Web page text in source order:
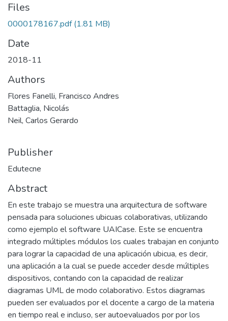
Files
0000178167.pdf (1.81 MB)
Date
2018-11
Authors
Flores Fanelli, Francisco Andres
Battaglia, Nicolás
Neil, Carlos Gerardo
Publisher
Edutecne
Abstract
En este trabajo se muestra una arquitectura de software
pensada para soluciones ubicuas colaborativas, utilizando
como ejemplo el software UAICase. Este se encuentra
integrado múltiples módulos los cuales trabajan en conjunto
para lograr la capacidad de una aplicación ubicua, es decir,
una aplicación a la cual se puede acceder desde múltiples
dispositivos, contando con la capacidad de realizar
diagramas UML de modo colaborativo. Estos diagramas
pueden ser evaluados por el docente a cargo de la materia
en tiempo real e incluso, ser autoevaluados por por los